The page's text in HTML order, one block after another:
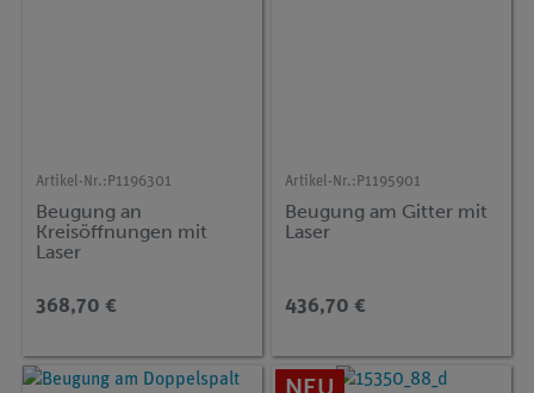
Artikel-Nr.: P1196301
Beugung an
Kreisöffnungen mit
Laser
368,70 €
Artikel-Nr.: P1195901
Beugung am Gitter mit
Laser
436,70 €
NEU